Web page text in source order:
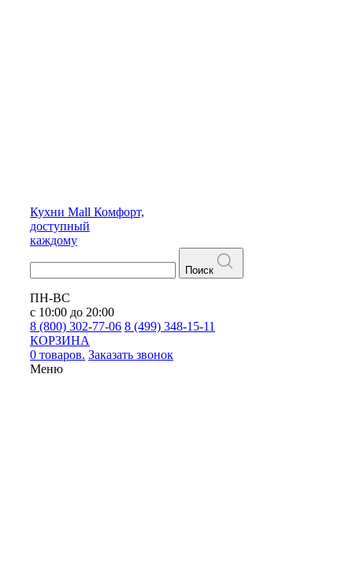
Кухни Mall Комфорт,
доступный
каждому
Поиск
ПН-ВС
с 10:00 до 20:00
8 (800) 302-77-06 8 (499) 348-15-11
КОРЗИНА
0 товаров. Заказать звонок
Меню